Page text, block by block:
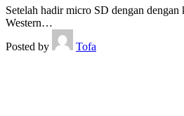
Setelah hadir micro SD dengan
Western…
Posted by
Tofa